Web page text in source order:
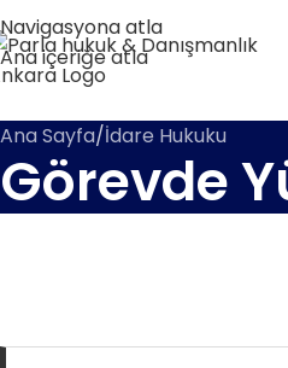
Navigasyona atla
Ana içeriğe atla
Ana Sayfa İdare Hukuku
Görevde